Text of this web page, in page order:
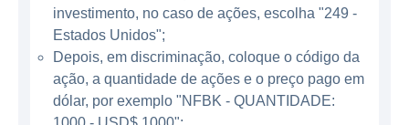
ATUAÇÃO DA NORTHFIELD BANCORP
A Northfield Bancorp opera na área de Nova
Jersey e em partes de Nova Iorque, onde
investimento, no caso de ações, escolha "249 -
Estados Unidos";
Depois, em discriminação, coloque o código da
ação, a quantidade de ações e o preço pago em
dólar, por exemplo "NFBK - QUANTIDADE: